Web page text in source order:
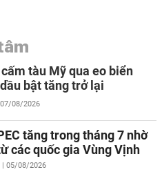
tàu Mỹ qua eo biển
bật tăng trở lại
08/2026
tăng trong tháng 7 nhờ
các quốc gia Vùng Vịnh
| 05/08/2026